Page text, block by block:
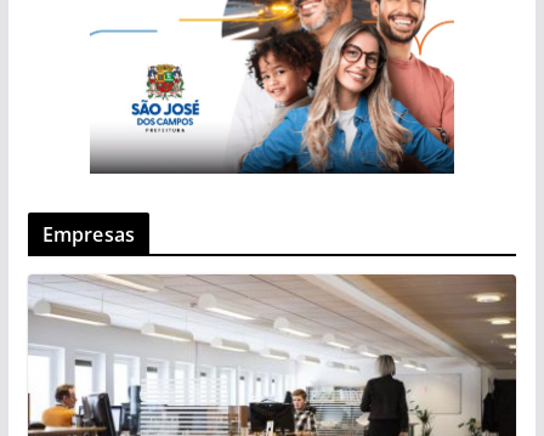
Empresas